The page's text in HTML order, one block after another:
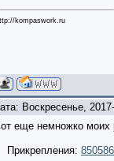
kompaswork.ru
Воскресенье,
еще немножко моих
Прикрепления: